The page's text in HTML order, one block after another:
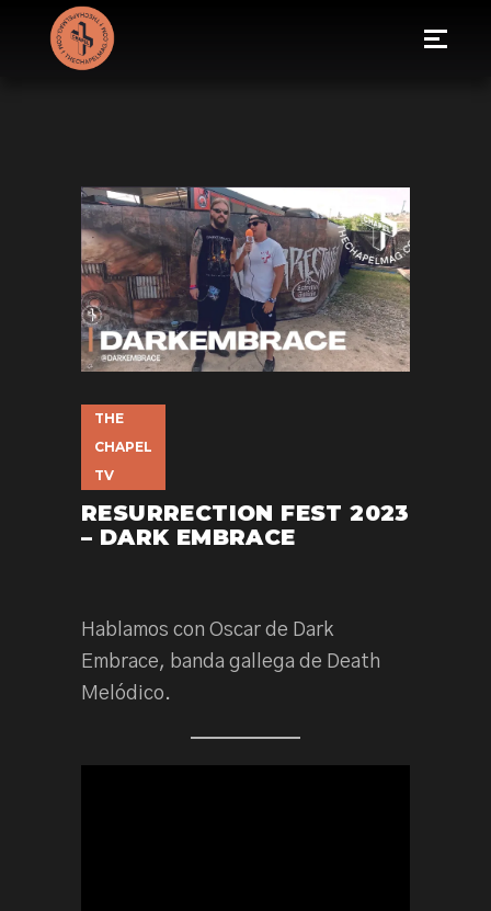
THE
CHAPEL
TV
RESURRECTION FEST 2023
– DARK EMBRACE
Hablamos con Oscar de Dark
Embrace, banda gallega de Death
Melódico.